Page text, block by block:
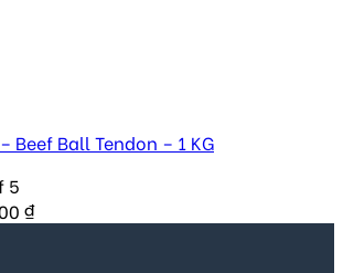
Beef Ball Tendon – 1 KG
5
₫